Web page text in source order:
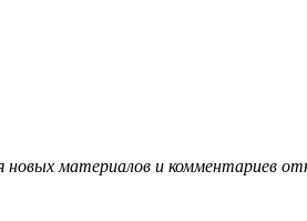
материалов и комментариев